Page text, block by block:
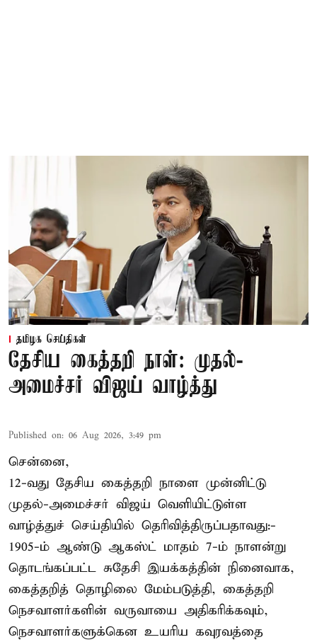
தமிழக செய்திகள்
தேசிய கைத்தறி நாள்: முதல்-
அமைச்சர் விஜய் வாழ்த்து
Published on: 06 Aug 2026, 3:49 pm
சென்னை,
12-வது தேசிய கைத்தறி நாளை முன்னிட்டு
முதல்-அமைச்சர் விஜய் வெளியிட்டுள்ள
வாழ்த்துச் செய்தியில் தெரிவித்திருப்பதாவது:-
1905-ம் ஆண்டு ஆகஸ்ட் மாதம் 7-ம் நாளன்று
தொடங்கப்பட்ட சுதேசி இயக்கத்தின் நினைவாக,
கைத்தறித் தொழிலை மேம்படுத்தி, கைத்தறி
நெசவாளர்களின் வருவாயை அதிகரிக்கவும்,
நெசவாளர்களுக்கென உயரிய கவுரவத்தை